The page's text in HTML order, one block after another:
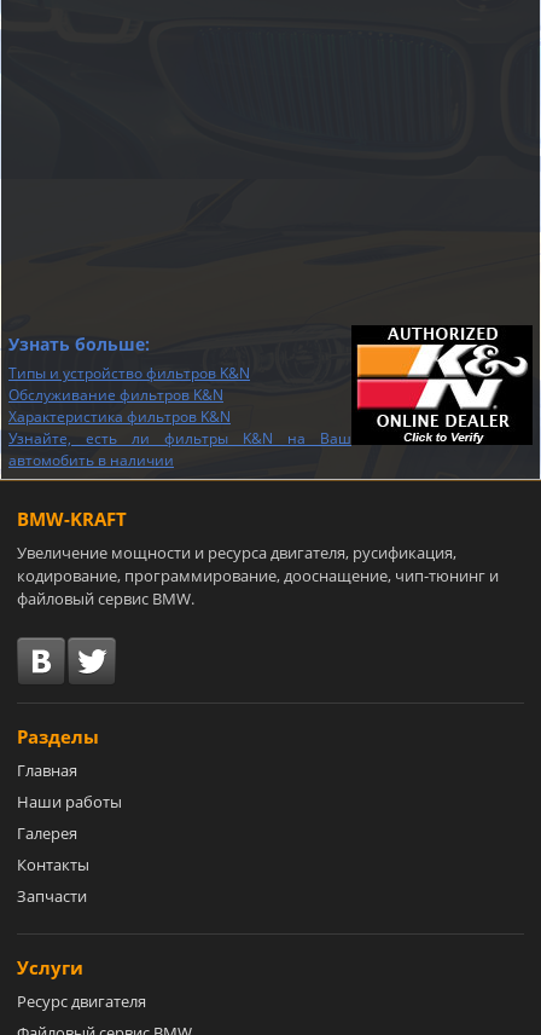
Узнать больше:
Типы и устройство фильтров K&N
Обслуживание фильтров K&N
Характеристика фильтров K&N
Узнайте, есть ли фильтры K&N на Ваш
автомобить в наличии
BMW-KRAFT
Увеличение мощности и ресурса двигателя, русификация,
кодирование, программирование, дооснащение, чип-тюнинг и
файловый сервис BMW.
Разделы
Главная
Наши работы
Галерея
Контакты
Запчасти
Услуги
Ресурс двигателя